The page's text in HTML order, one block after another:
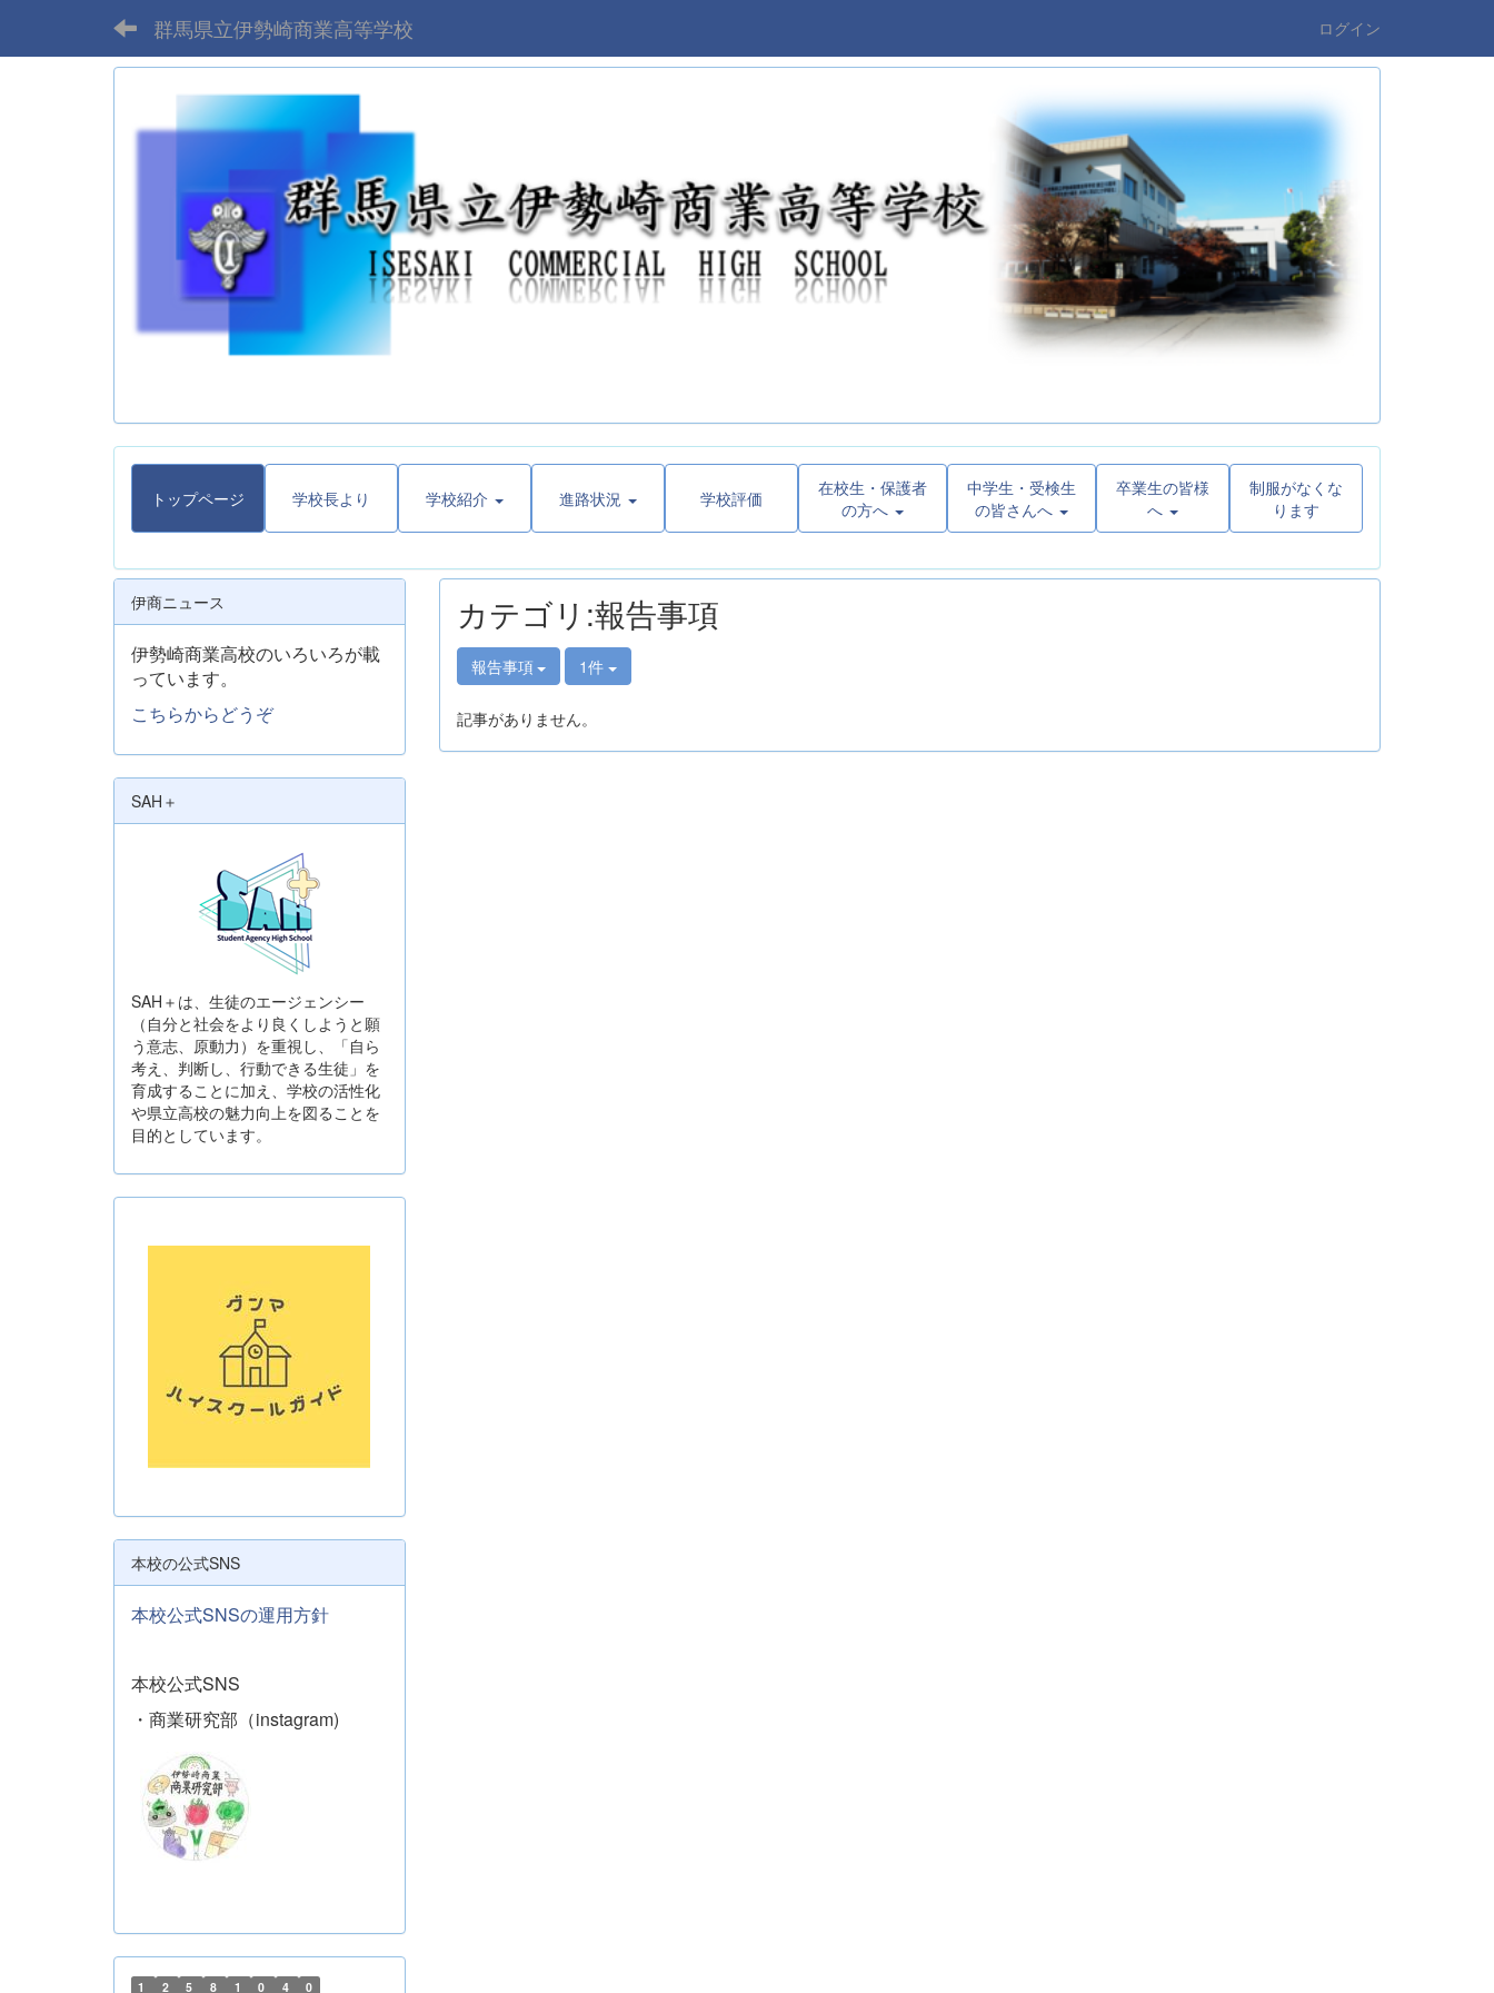
群馬県立伊勢崎商業高等学校 ログイン
トップページ 学校長より 学校紹介 進路状況 学校評価
在校生・保護者
の方へ
中学生・受検生
の皆さんへ
卒業生の皆様
へ
制服がなくな
ります
カテゴリ:報告事項
報告事項 1件
記事がありません。
伊商ニュース
伊勢崎商業高校のいろいろが載
っています。
こちらからどうぞ
SAH＋
SAH＋は、生徒のエージェンシー
（自分と社会をより良くしようと願
う意志、原動力）を重視し、「自ら
考え、判断し、行動できる生徒」を
育成することに加え、学校の活性化
や県立高校の魅力向上を図ることを
目的としています。
本校の公式SNS
本校公式SNSの運用方針
本校公式SNS
・商業研究部（instagram)
1 2 5 8 1 0 4 0